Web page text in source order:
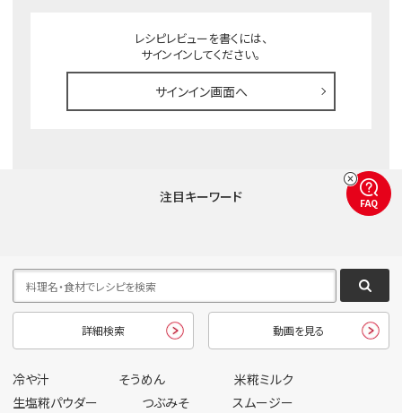
レシピレビューを書くには、
サインインしてください。
サインイン画面へ
注目キーワード
詳細検索 動画を見る
冷や汁 そうめん
米糀ミルク
生塩糀パウダー
つぶみそ
スムージー
FAQ